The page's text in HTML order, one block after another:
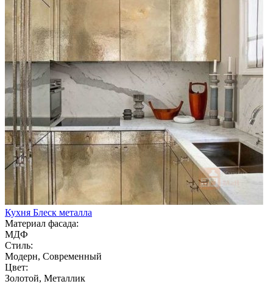
Кухня Блеск металла
Материал фасада:
МДФ
Стиль:
Модерн, Современный
Цвет:
Золотой, Металлик